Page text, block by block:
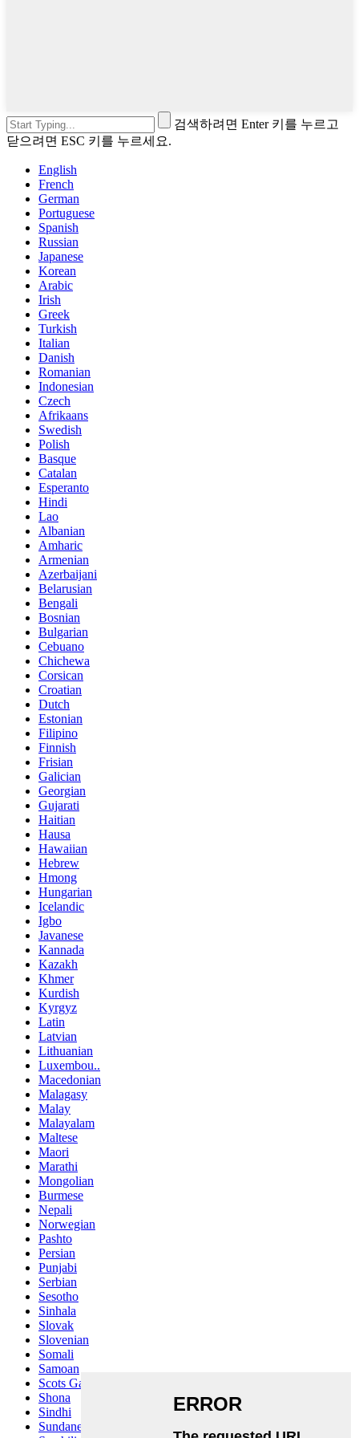
검색하려면 Enter 키를 누르고
닫으려면 ESC 키를 누르세요.
English
French
German
Portuguese
Spanish
Russian
Japanese
Korean
Arabic
Irish
Greek
Turkish
Italian
Danish
Romanian
Indonesian
Czech
Afrikaans
Swedish
Polish
Basque
Catalan
Esperanto
Hindi
Lao
Albanian
Amharic
Armenian
Azerbaijani
Belarusian
Bengali
Bosnian
Bulgarian
Cebuano
Chichewa
Corsican
Croatian
Dutch
Estonian
Filipino
Finnish
Frisian
Galician
Georgian
Gujarati
Haitian
Hausa
Hawaiian
Hebrew
Hmong
Hungarian
Icelandic
Igbo
Javanese
Kannada
Kazakh
Khmer
Kurdish
Kyrgyz
Latin
Latvian
Lithuanian
Luxembou..
Macedonian
Malagasy
Malay
Malayalam
Maltese
Maori
Marathi
Mongolian
Burmese
Nepali
Norwegian
Pashto
Persian
Punjabi
Serbian
Sesotho
Sinhala
Slovak
Slovenian
Somali
Samoan
Scots Gaelic
Shona
Sindhi
Sundanese